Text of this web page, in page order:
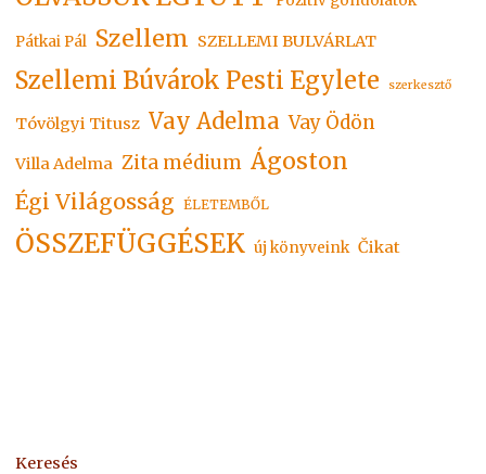
Pátkai Pál Szellem SZELLEMI BULVÁRLAT
Szellemi Búvárok Pesti Egylete szerkesztő
Tóvölgyi Titusz Vay Adelma Vay Ödön
Villa Adelma Zita médium Ágoston
Égi Világosság ÉLETEMBŐL
ÖSSZEFÜGGÉSEK új könyveink Čikat
Keresés